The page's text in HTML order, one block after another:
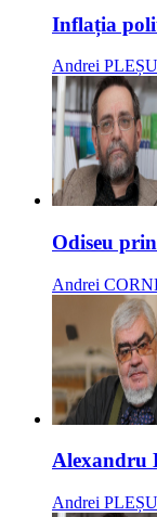
Inflația
Andrei PLEȘU
Odiseu
Andrei
Alexandru
Andrei PLEȘU